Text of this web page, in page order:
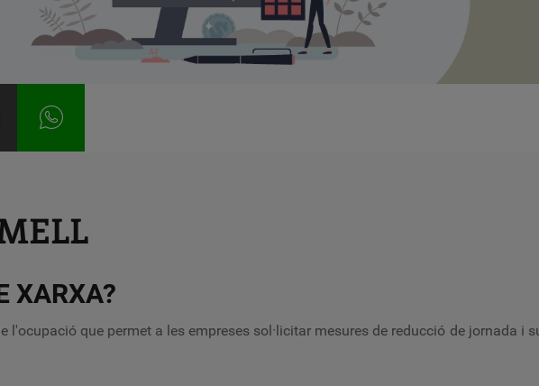
XARXA?
l'ocupació que permet a les empreses sol·licitar mesures de reducció de jornada i